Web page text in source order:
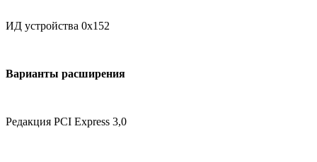
ИД устройства 0x152
Варианты расширения
Редакция PCI Express 3,0